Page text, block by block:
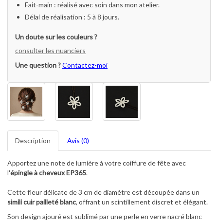
Fait-main : réalisé avec soin dans mon atelier.
Délai de réalisation : 5 à 8 jours.
Un doute sur les couleurs ?
consulter les nuanciers
Une question ?Contactez-moi
Description Avis (0)
Apportez une note de lumière à votre coiffure de fête avec
l'épingle à cheveux EP365.
Cette fleur délicate de 3 cm de diamètre est découpée dans un
simili cuir pailleté blanc, offrant un scintillement discret et élégant.
Son design ajouré est sublimé par une perle en verre nacré blanc